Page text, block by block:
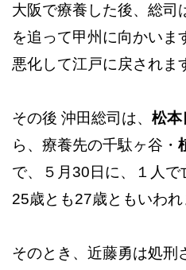
大阪で療養した後、総司
を追って甲州に向かいま
悪化して江戸に戻されま
その後 沖田総司は、 松本
ら、療養先の千駄ヶ谷・
で、５月30日に、１人
25歳とも27歳ともいわれ
そのとき、近藤勇は処刑